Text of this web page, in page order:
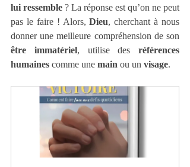
lui ressemble ? La réponse est qu’on ne peut
pas le faire ! Alors, Dieu, cherchant à nous
être immatériel, utilise des références
humaines comme une main ou un visage.